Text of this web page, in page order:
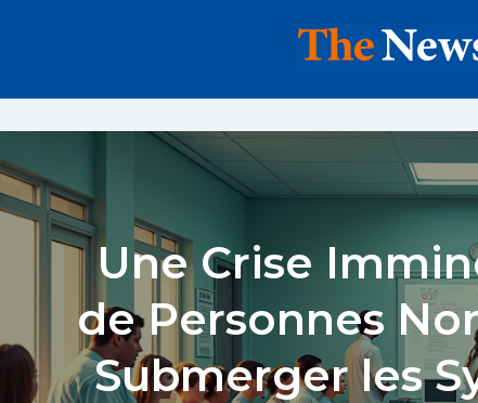
Une Crise
de Personnes
Submerger les